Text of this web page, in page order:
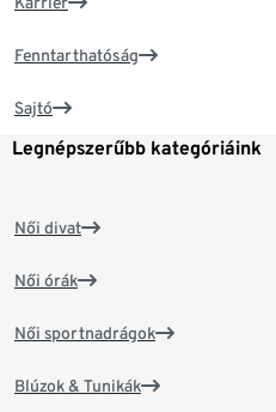
Fenntarthatóság
Sajtó
Legnépszerűbb kategóriáink
Női divat
Női órák
Női sportnadrágok
Blúzok & Tunikák